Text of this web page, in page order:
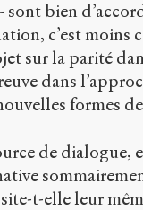
sont bien
c’est moins
sur la parité
dans
formes
de dialogue,
t-elle leur